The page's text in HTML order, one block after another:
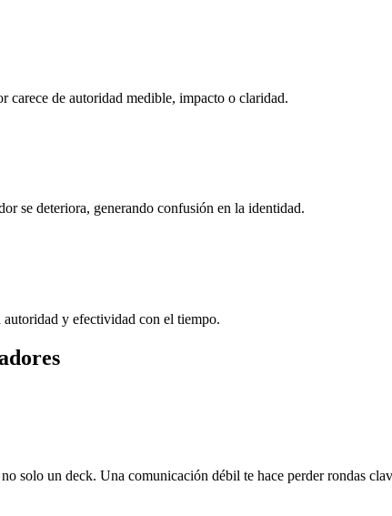
carece de autoridad medible, impacto o claridad.
se deteriora, generando confusión en la identidad.
y efectividad con el tiempo.
solo un deck. Una comunicación débil te hace perder rondas